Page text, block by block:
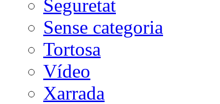
Seguretat
Sense categoria
Tortosa
Vídeo
Xarrada